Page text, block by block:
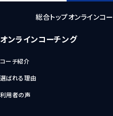
総合トップオンラインコ
オンラインコーチング
コーチ紹介
選ばれる理由
利用者の声